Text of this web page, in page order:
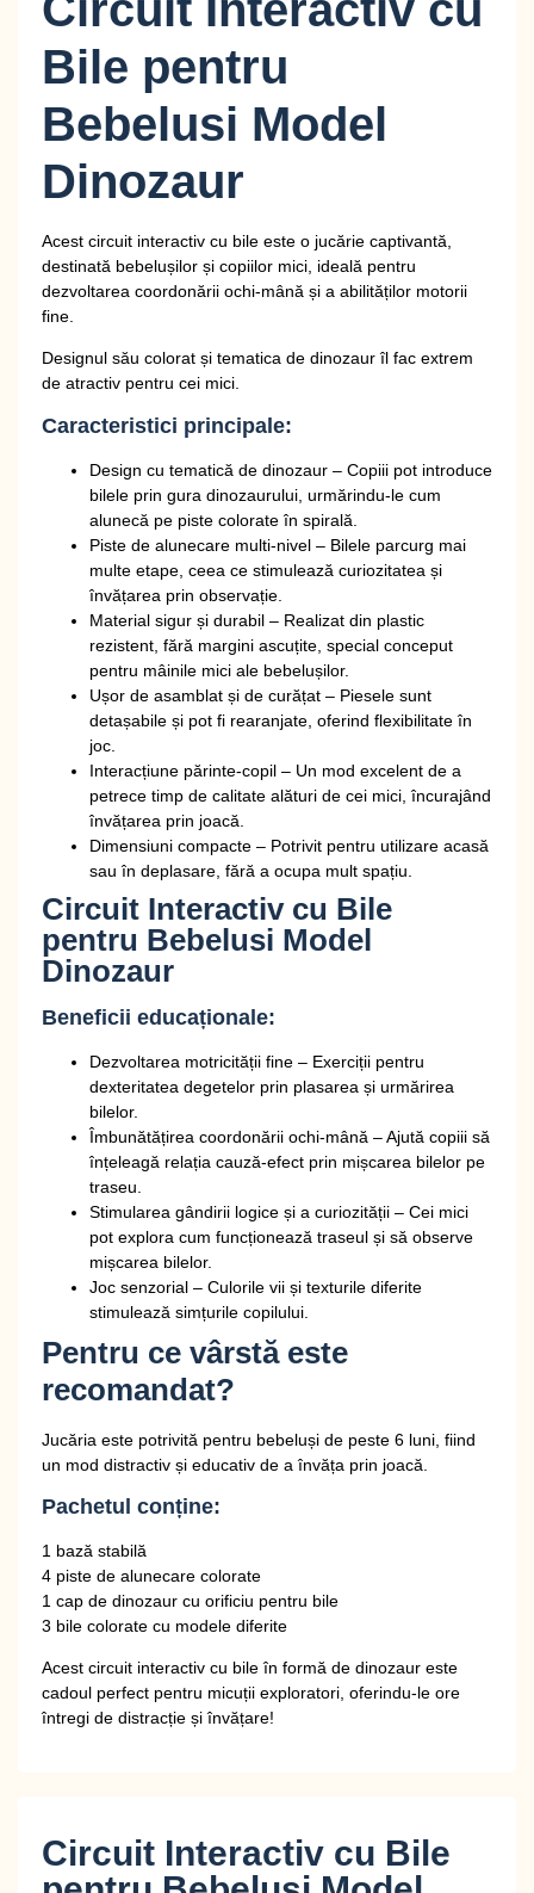
Bile pentru
Bebelusi Model
Dinozaur
Acest circuit interactiv cu bile este o jucărie captivantă,
destinată bebelușilor și copiilor mici, ideală pentru
dezvoltarea coordonării ochi-mână și a abilităților motorii
fine.
Designul său colorat și tematica de dinozaur îl fac extrem
de atractiv pentru cei mici.
Caracteristici principale:
Design cu tematică de dinozaur – Copiii pot introduce
bilele prin gura dinozaurului, urmărindu-le cum
alunecă pe piste colorate în spirală.
Piste de alunecare multi-nivel – Bilele parcurg mai
multe etape, ceea ce stimulează curiozitatea și
învățarea prin observație.
Material sigur și durabil – Realizat din plastic
rezistent, fără margini ascuțite, special conceput
pentru mâinile mici ale bebelușilor.
Ușor de asamblat și de curățat – Piesele sunt
detașabile și pot fi rearanjate, oferind flexibilitate în
joc.
Interacțiune părinte-copil – Un mod excelent de a
petrece timp de calitate alături de cei mici, încurajând
învățarea prin joacă.
Dimensiuni compacte – Potrivit pentru utilizare acasă
sau în deplasare, fără a ocupa mult spațiu.
Circuit Interactiv cu Bile
pentru Bebelusi Model
Dinozaur
Beneficii educaționale:
Dezvoltarea motricității fine – Exerciții pentru
dexteritatea degetelor prin plasarea și urmărirea
bilelor.
Îmbunătățirea coordonării ochi-mână – Ajută copiii să
înțeleagă relația cauză-efect prin mișcarea bilelor pe
traseu.
Stimularea gândirii logice și a curiozității – Cei mici
pot explora cum funcționează traseul și să observe
mișcarea bilelor.
Joc senzorial – Culorile vii și texturile diferite
stimulează simțurile copilului.
Pentru ce vârstă este
recomandat?
Jucăria este potrivită pentru bebeluși de peste 6 luni , fiind
un mod distractiv și educativ de a învăța prin joacă.
Pachetul conține:
1 bază stabilă
4 piste de alunecare colorate
1 cap de dinozaur cu orificiu pentru bile
3 bile colorate cu modele diferite
Acest circuit interactiv cu bile în formă de dinozaur este
cadoul perfect pentru micuții exploratori, oferindu-le ore
întregi de distracție și învățare!
Circuit Interactiv cu Bile